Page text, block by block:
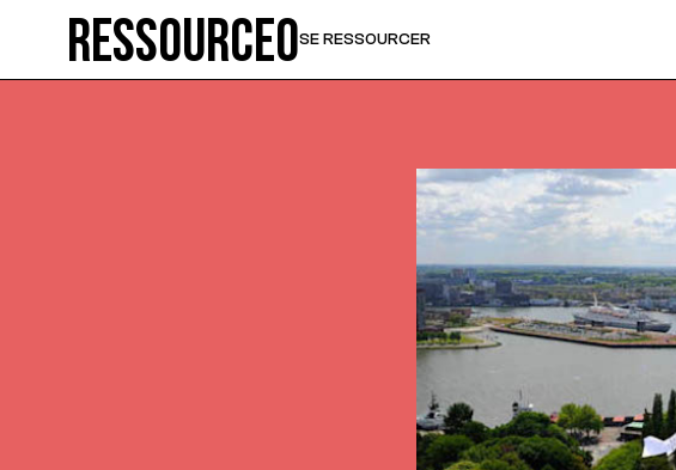
Ressource0SE RESSOURCER